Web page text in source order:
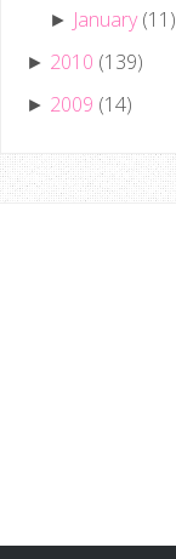
► January (11)
► 2010 (139)
► 2009 (14)